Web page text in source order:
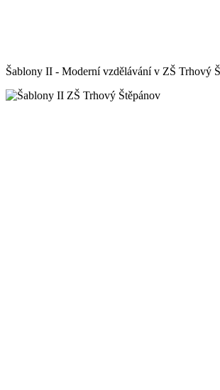
Šablony II - Moderní vzdělávání v ZŠ Trhový